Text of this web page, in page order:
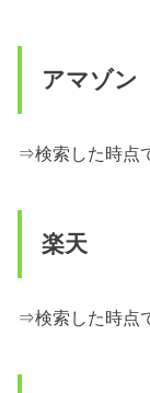
アマゾン
⇒検索した時点
楽天
⇒検索した時点